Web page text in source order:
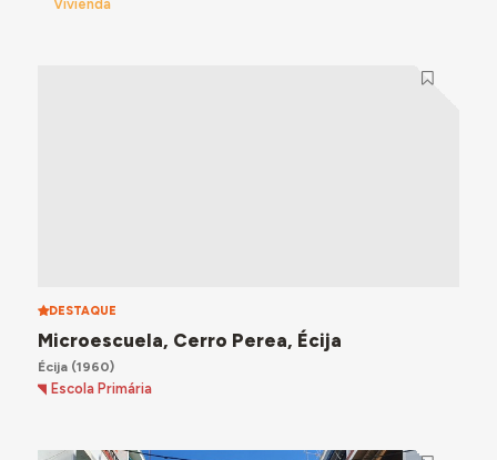
Vivienda
DESTAQUE
Microescuela, Cerro Perea, Écija
Écija(1960)
Escola Primária